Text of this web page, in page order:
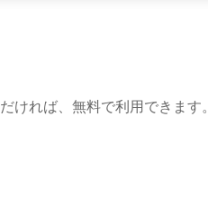
ければ、無料で利用できます。